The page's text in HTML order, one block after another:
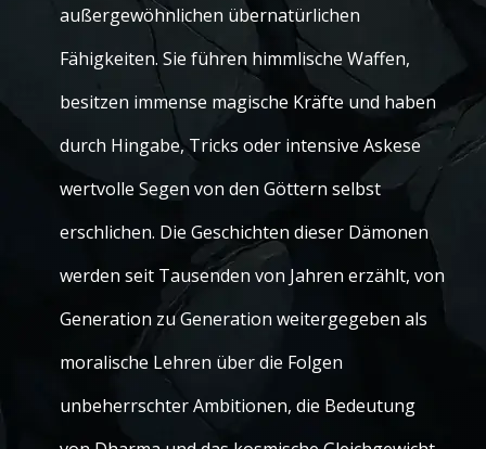
außergewöhnlichen übernatürlichen
Fähigkeiten. Sie führen himmlische Waffen,
besitzen immense magische Kräfte und haben
durch Hingabe, Tricks oder intensive Askese
wertvolle Segen von den Göttern selbst
erschlichen. Die Geschichten dieser Dämonen
werden seit Tausenden von Jahren erzählt, von
Generation zu Generation weitergegeben als
moralische Lehren über die Folgen
unbeherrschter Ambitionen, die Bedeutung